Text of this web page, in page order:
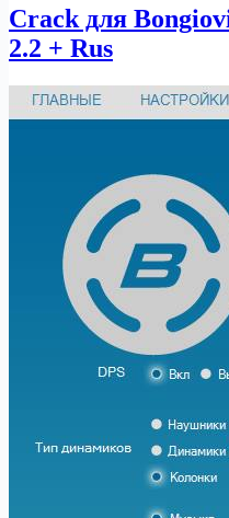
Crack для
2.2 + Rus